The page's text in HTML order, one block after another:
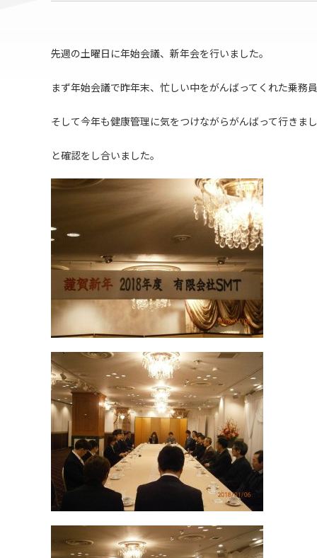
先週の土曜日に年始会議、新年会を行いました。
まず年始会議で昨年末、忙しい中をがんばってくれた乗務
そして今年も健康管理に気をつけながらがんばって行きま
と確認をし合いました。